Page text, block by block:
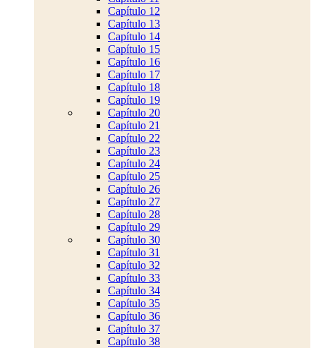
Capítulo 12
Capítulo 13
Capítulo 14
Capítulo 15
Capítulo 16
Capítulo 17
Capítulo 18
Capítulo 19
Capítulo 20
Capítulo 21
Capítulo 22
Capítulo 23
Capítulo 24
Capítulo 25
Capítulo 26
Capítulo 27
Capítulo 28
Capítulo 29
Capítulo 30
Capítulo 31
Capítulo 32
Capítulo 33
Capítulo 34
Capítulo 35
Capítulo 36
Capítulo 37
Capítulo 38